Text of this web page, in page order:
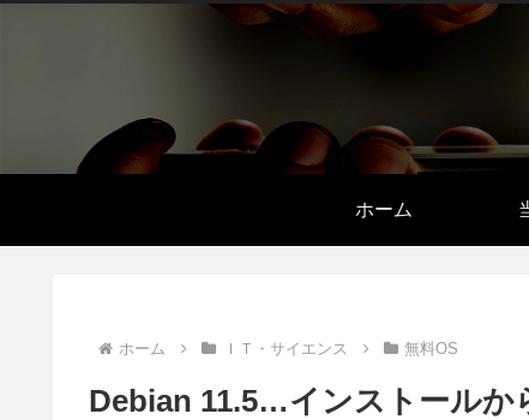
ホーム
ホーム ＩＴ・サイエンス 無料OS
Debian 11.5…インストールか